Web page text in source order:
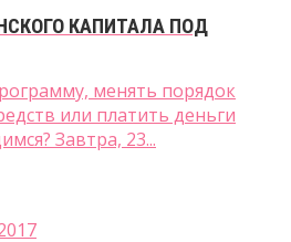
КАПИТАЛА ПОД
менять порядок
или платить деньги
Завтра, 23...